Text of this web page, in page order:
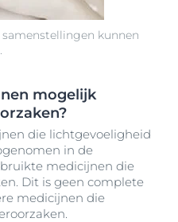
kunnen
mogelijk
die lichtgevoeligheid
in de
medicijnen die
Dit is geen complete
medicijnen die